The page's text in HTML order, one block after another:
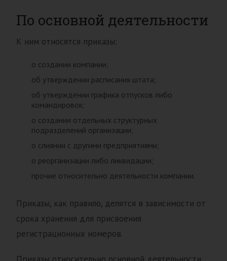
По основной деятельности
К ним относятся приказы:
о создании компании;
об утверждении расписания штата;
об утверждении графика отпусков либо
командировок;
о создании отдельных структурных
подразделений организации;
о слиянии с другими предприятиями;
о реорганизации либо ликвидации;
прочие относительно деятельности компании.
Приказы, как правило, делятся в зависимости от
срока хранения для присвоения
регистрационных номеров.